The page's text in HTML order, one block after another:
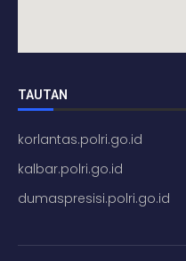
TAUTAN
korlantas.polri.go.id
kalbar.polri.go.id
dumaspresisi.polri.go.id